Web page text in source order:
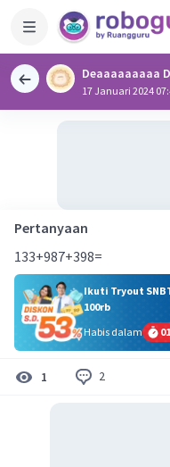
Deaaaaaaaaa D
17 Januari 2024
Pertanyaan
133+987+398=
Ikuti Tryout
100rb
Habis dalam
01
1 2